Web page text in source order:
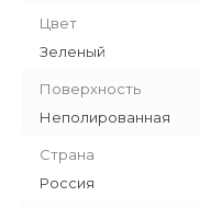
Цвет
Зеленый
Поверхность
Неполированная
Страна
Россия